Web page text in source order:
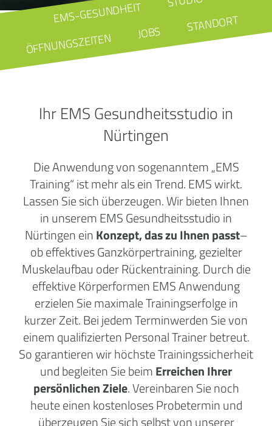
EMS-GESUNDHEIT
ÖFFNUNGSZEITEN JOBS STANDORT
Ihr EMS Gesundheitsstudio in
Nürtingen
Die Anwendung von sogenanntem „EMS
Training“ ist mehr als ein Trend. EMS wirkt.
Lassen Sie sich überzeugen. Wir bieten Ihnen
in unserem EMS Gesundheitsstudio in
Nürtingen einKonzept, das zu Ihnen passt–
ob effektives Ganzkörpertraining, gezielter
Muskelaufbau oder Rückentraining. Durch die
effektive Körperformen EMS Anwendung
erzielen Sie maximale Trainingserfolge in
kurzer Zeit. Bei jedem Terminwerden Sie von
einem qualifizierten Personal Trainer betreut.
So garantieren wir höchste Trainingssicherheit
und begleiten Sie beimErreichen Ihrer
persönlichen Ziele. Vereinbaren Sie noch
heute einen kostenloses Probetermin und
überzeugen Sie sich selbst von unserer